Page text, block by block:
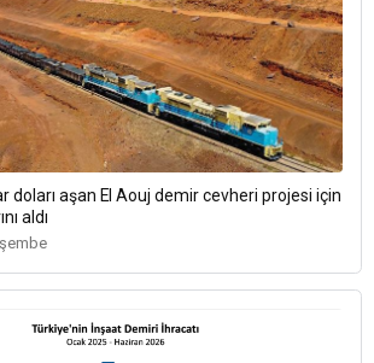
doları aşan El Aouj demir cevheri projesi için
aldı